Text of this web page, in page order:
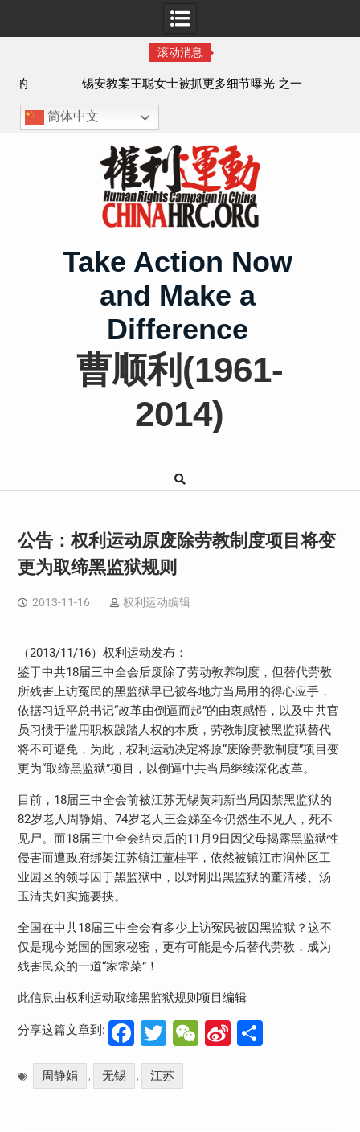
滚动消息
锡安教案王聪女士被抓更多细节曝光 之一
简体中文
Take Action Now
and Make a
Difference
曹顺利(1961-
2014)
公告：权利运动原废除劳教制度项目将变
更为取缔黑监狱规则
2013-11-16 权利运动编辑
（2013/11/16）权利运动发布：
鉴于中共18届三中全会后废除了劳动教养制度，但替代劳教
所残害上访冤民的黑监狱早已被各地方当局用的得心应手，
依据习近平总书记“改革由倒逼而起”的由衷感悟，以及中共官
员习惯于滥用职权践踏人权的本质，劳教制度被黑监狱替代
将不可避免，为此，权利运动决定将原“废除劳教制度”项目变
更为“取缔黑监狱”项目，以倒逼中共当局继续深化改革。
目前，18届三中全会前被江苏无锡黄莉新当局囚禁黑监狱的
82岁老人周静娟、74岁老人王金娣至今仍然生不见人，死不
见尸。而18届三中全会结束后的11月9日因父母揭露黑监狱性
侵害而遭政府绑架江苏镇江董桂平，依然被镇江市润州区工
业园区的领导囚于黑监狱中，以对刚出黑监狱的董清楼、汤
玉清夫妇实施要挟。
全国在中共18届三中全会有多少上访冤民被囚黑监狱？这不
仅是现今党国的国家秘密，更有可能是今后替代劳教，成为
残害民众的一道“家常菜”！
此信息由权利运动取缔黑监狱规则项目编辑
分享这篇文章到: Facebook
Twitter
WeChat
Sina分
周静娟 , 无锡 , 江苏